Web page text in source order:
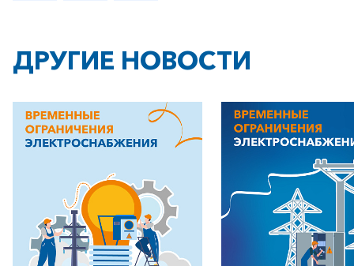
Заказать обратный звонок
Корпоративным клиентам
ДРУГИЕ НОВОСТИ